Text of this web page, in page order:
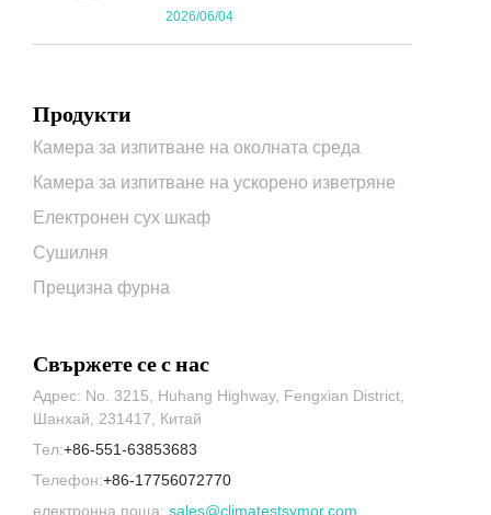
2026/06/04
Продукти
Камера за изпитване на околната среда
Камера за изпитване на ускорено изветряне
Електронен сух шкаф
Сушилня
Прецизна фурна
Свържете се с нас
Адрес: No. 3215, Huhang Highway, Fengxian District,
Шанхай, 231417, Китай
Тел:+86-551-63853683
Телефон:+86-17756072770
електронна поща: sales@climatestsymor.com